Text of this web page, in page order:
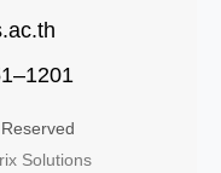
Solutions